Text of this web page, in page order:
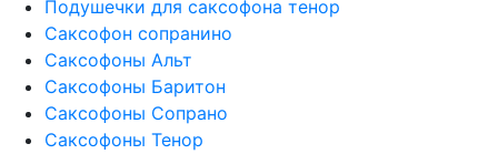
Подушечки для саксофона тенор
Саксофон сопранино
Саксофоны Альт
Саксофоны Баритон
Саксофоны Сопрано
Саксофоны Тенор